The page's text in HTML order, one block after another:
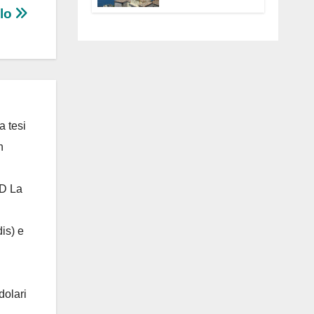
tesi
La
e
Anguillara